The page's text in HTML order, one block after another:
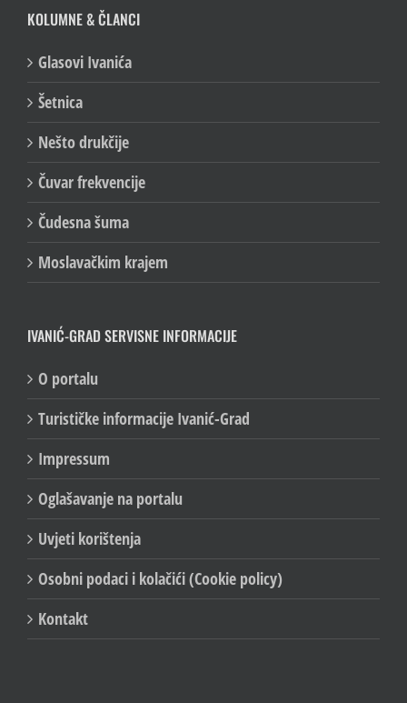
KOLUMNE & ČLANCI
Glasovi Ivanića
Šetnica
Nešto drukčije
Čuvar frekvencije
Čudesna šuma
Moslavačkim krajem
IVANIĆ-GRAD SERVISNE INFORMACIJE
O portalu
Turističke informacije Ivanić-Grad
Impressum
Oglašavanje na portalu
Uvjeti korištenja
Osobni podaci i kolačići (Cookie policy)
Kontakt